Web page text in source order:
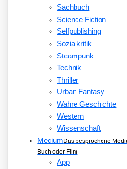
Sachbuch
Science Fiction
Selfpublishing
Sozialkritik
Steampunk
Technik
Thriller
Urban Fantasy
Wahre Geschichte
Western
Wissenschaft
Medium Das besprochene
Buch oder Film
App